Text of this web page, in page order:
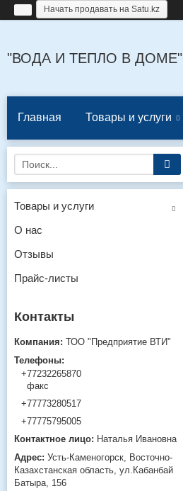
Начать продавать на Satu.kz
"ВОДА И ТЕПЛО В ДОМЕ"
Главная Товары и услуги
Товары и услуги
О нас
Отзывы
Прайс-листы
ТОО "Предприятие ВТИ"
+77232265870
факс
+77773280517
+77775795005
Наталья Ивановна
Усть-Каменогорск
Восточно-
Казахстанская область ул.Кабанбай
Батыра, 156